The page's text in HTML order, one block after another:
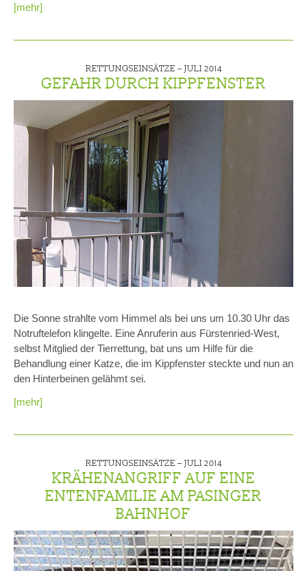
[mehr]
RETTUNGSEINSÄTZE – JULI 2014
GEFAHR DURCH KIPPFENSTER
Die Sonne strahlte vom Himmel als bei uns um 10.30 Uhr das
Notruftelefon klingelte. Eine Anruferin aus Fürstenried-West,
selbst Mitglied der Tierrettung, bat uns um Hilfe für die
Behandlung einer Katze, die im Kippfenster steckte und nun an
den Hinterbeinen gelähmt sei.
[mehr]
RETTUNGSEINSÄTZE – JULI 2014
KRÄHENANGRIFF AUF EINE
ENTENFAMILIE AM PASINGER
BAHNHOF